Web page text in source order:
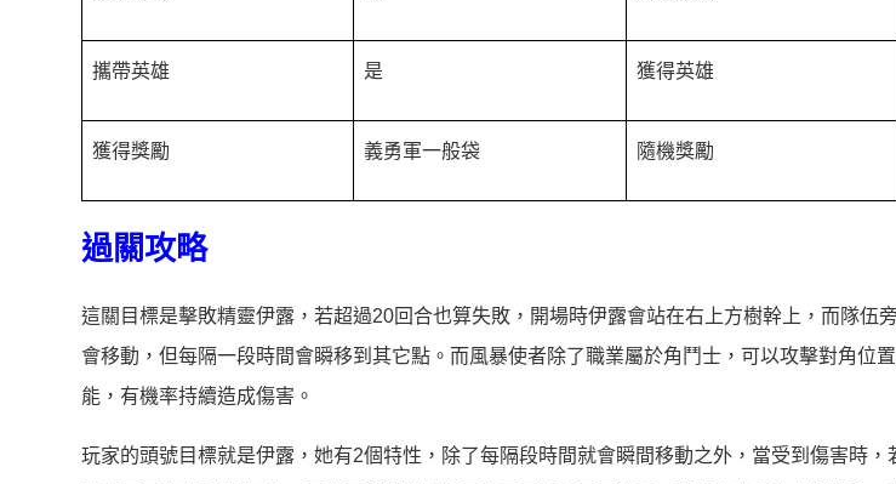
攜帶英雄 是 獲得英雄
獲得獎勵 義勇軍一般袋 隨機獎勵
過關攻略
這關目標是擊敗精靈伊露，若超過20回合也算失敗，開場時伊露會站在右上方樹幹上，而隊伍
會移動，但每隔一段時間會瞬移到其它點。而風暴使者除了職業屬於角鬥士，可以攻擊對角位
能，有機率持續造成傷害。
玩家的頭號目標就是伊露，她有2個特性，除了每隔段時間就會瞬間移動之外，當受到傷害時